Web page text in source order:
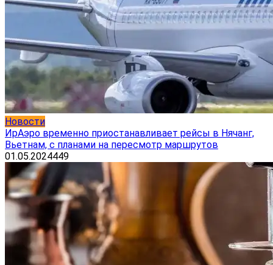
Новости
ИрАэро временно приостанавливает рейсы в Нячанг,
Вьетнам, с планами на пересмотр маршрутов
01.05.2024449